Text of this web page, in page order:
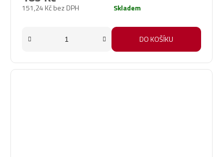
je
151,24 Kč bez DPH Skladem
DO KOŠÍKU